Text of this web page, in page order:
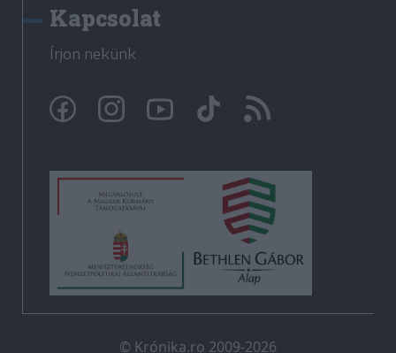
Kapcsolat
Írjon nekünk
© Krónika.ro 2009-2026